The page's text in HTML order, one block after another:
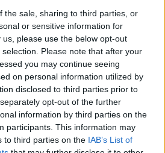
the sale, sharing to third parties, or
or sensitive information for
please use the below opt-out
Please note that after your
you may continue seeing
on personal information utilized by
disclosed to third parties prior to
opt-out of the further
information by third parties on the
participants. This information may
to third parties on the IAB’s List of